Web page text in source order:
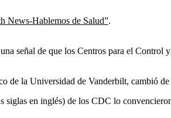
News-Hablemos de Salud”.
señal de que los Centros para el
de la Universidad de Vanderbilt, cambió
en inglés) de los CDC lo